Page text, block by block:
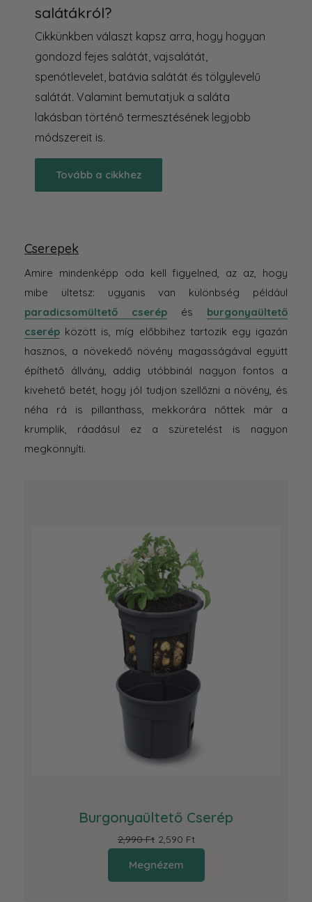
salátákról?
Cikkünkben választ kapsz arra, hogy hogyan
gondozd fejes salátát, vajsalátát,
spenótlevelet, batávia salátát és tölgylevelű
salátát. Valamint bemutatjuk a saláta
lakásban történő termesztésének legjobb
módszereit is.
Tovább a cikkhez
Cserepek
Amire mindenképp oda kell figyelned, az az, hogy
mibe ültetsz: ugyanis van különbség például
paradicsomültető cserép és burgonyaültető
cserép között is, míg előbbihez tartozik egy igazán
hasznos, a növekedő növény magasságával együtt
építhető állvány, addig utóbbinál nagyon fontos a
kivehető betét, hogy jól tudjon szellőzni a növény, és
néha rá is pillanthass, mekkorára nőttek már a
krumplik, ráadásul ez a szüretelést is nagyon
megkönnyíti.
Burgonyaültető Cserép
2,990 Ft 2,590 Ft
Megnézem